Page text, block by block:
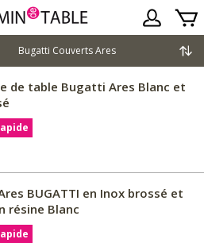
Bugatti Couverts Ares
de table Bugatti Ares Blanc et
BUGATTI en Inox brossé et
résine Blanc